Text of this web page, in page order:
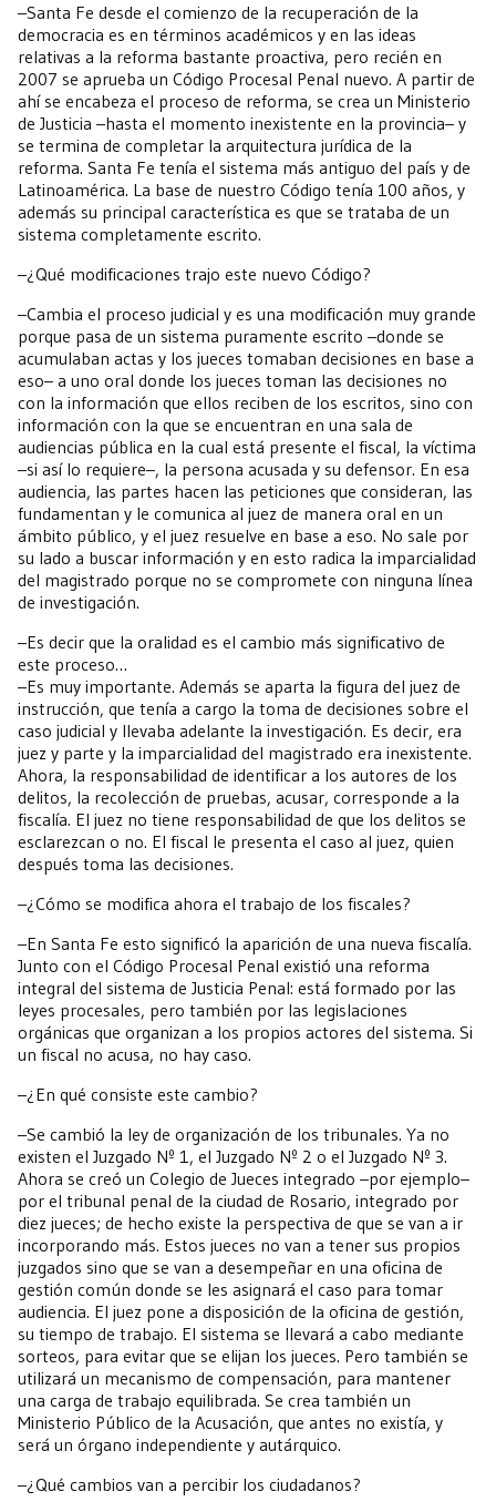
–Santa Fe desde el comienzo de la recuperación de la
democracia es en términos académicos y en las ideas
relativas a la reforma bastante proactiva, pero recién en
2007 se aprueba un Código Procesal Penal nuevo. A partir de
ahí se encabeza el proceso de reforma, se crea un Ministerio
de Justicia –hasta el momento inexistente en la provincia– y
se termina de completar la arquitectura jurídica de la
reforma. Santa Fe tenía el sistema más antiguo del país y de
Latinoamérica. La base de nuestro Código tenía 100 años, y
además su principal característica es que se trataba de un
sistema completamente escrito.
–¿Qué modificaciones trajo este nuevo Código?
–Cambia el proceso judicial y es una modificación muy grande
porque pasa de un sistema puramente escrito –donde se
acumulaban actas y los jueces tomaban decisiones en base a
eso– a uno oral donde los jueces toman las decisiones no
con la información que ellos reciben de los escritos, sino con
información con la que se encuentran en una sala de
audiencias pública en la cual está presente el fiscal, la víctima
–si así lo requiere–, la persona acusada y su defensor. En esa
audiencia, las partes hacen las peticiones que consideran, las
fundamentan y le comunica al juez de manera oral en un
ámbito público, y el juez resuelve en base a eso. No sale por
su lado a buscar información y en esto radica la imparcialidad
del magistrado porque no se compromete con ninguna línea
de investigación.
–Es decir que la oralidad es el cambio más significativo de
este proceso…
–Es muy importante. Además se aparta la figura del juez de
instrucción, que tenía a cargo la toma de decisiones sobre el
caso judicial y llevaba adelante la investigación. Es decir, era
juez y parte y la imparcialidad del magistrado era inexistente.
Ahora, la responsabilidad de identificar a los autores de los
delitos, la recolección de pruebas, acusar, corresponde a la
fiscalía. El juez no tiene responsabilidad de que los delitos se
esclarezcan o no. El fiscal le presenta el caso al juez, quien
después toma las decisiones.
–¿Cómo se modifica ahora el trabajo de los fiscales?
–En Santa Fe esto significó la aparición de una nueva fiscalía.
Junto con el Código Procesal Penal existió una reforma
integral del sistema de Justicia Penal: está formado por las
leyes procesales, pero también por las legislaciones
orgánicas que organizan a los propios actores del sistema. Si
un fiscal no acusa, no hay caso.
–¿En qué consiste este cambio?
–Se cambió la ley de organización de los tribunales. Ya no
existen el Juzgado Nº 1, el Juzgado Nº 2 o el Juzgado Nº 3.
Ahora se creó un Colegio de Jueces integrado –por ejemplo–
por el tribunal penal de la ciudad de Rosario, integrado por
diez jueces; de hecho existe la perspectiva de que se van a ir
incorporando más. Estos jueces no van a tener sus propios
juzgados sino que se van a desempeñar en una oficina de
gestión común donde se les asignará el caso para tomar
audiencia. El juez pone a disposición de la oficina de gestión,
su tiempo de trabajo. El sistema se llevará a cabo mediante
sorteos, para evitar que se elijan los jueces. Pero también se
utilizará un mecanismo de compensación, para mantener
una carga de trabajo equilibrada. Se crea también un
Ministerio Público de la Acusación, que antes no existía, y
será un órgano independiente y autárquico.
–¿Qué cambios van a percibir los ciudadanos?